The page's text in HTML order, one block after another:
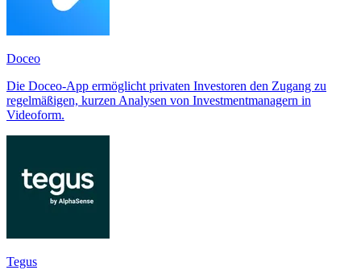
Doceo
Die Doceo-App ermöglicht privaten Investoren den Zugang zu
regelmäßigen, kurzen Analysen von Investmentmanagern in
Videoform.
Tegus